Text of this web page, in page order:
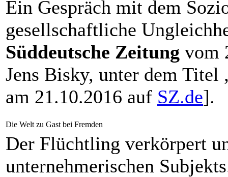
Ein Gespräch mit dem
gesellschaftliche
Süddeutsche Zeitung vom
Jens Bisky, unter dem Titel
am 21.10.2016 auf SZ.de].
Die Welt zu Gast bei Fremden
Der Flüchtling verkörpert
unternehmerischen